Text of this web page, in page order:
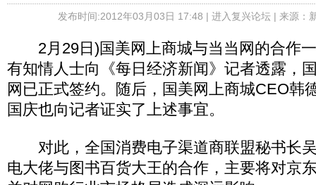
发布时间:2012年03月03日 17:48 | 进入复兴论坛| 来源：
2月29日)国美网上商城与当当网的合作
有知情人士向《每日经济新闻》记者透露，
网已正式签约。随后，国美网上商城CEO韩
国庆也向记者证实了上述事宜。
对此，全国消费电子渠道商联盟秘书长
电大佬与图书百货大王的合作，主要将对京